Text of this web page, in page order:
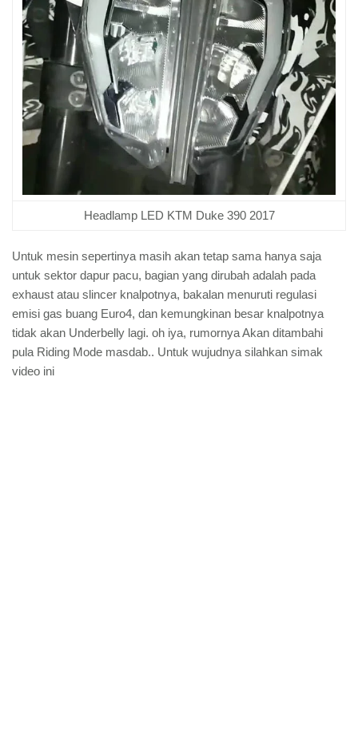
Headlamp LED KTM Duke 390 2017
Untuk mesin sepertinya masih akan tetap sama hanya saja
untuk sektor dapur pacu, bagian yang dirubah adalah pada
exhaust atau slincer knalpotnya, bakalan menuruti regulasi
emisi gas buang Euro4, dan kemungkinan besar knalpotnya
tidak akan Underbelly lagi. oh iya, rumornya Akan ditambahi
pula Riding Mode masdab.. Untuk wujudnya silahkan simak
video ini